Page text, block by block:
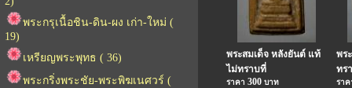
พระกรุเนื้อชิน-ดิน-ผง เก่า-ใหม่ (
19)
เหรียญพระพุทธ ( 36)
พระกริ่งพระชัย-พระพิฆเนศวร์ (
พระสมเด็จ หลังยันต์ แท้
ไม่ทราบที่
ราคา 300 บาท
พร
ทร
รา